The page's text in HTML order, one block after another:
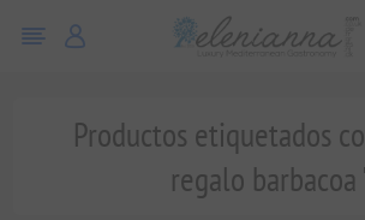
Productos etiquetados
regalo barbacoa '